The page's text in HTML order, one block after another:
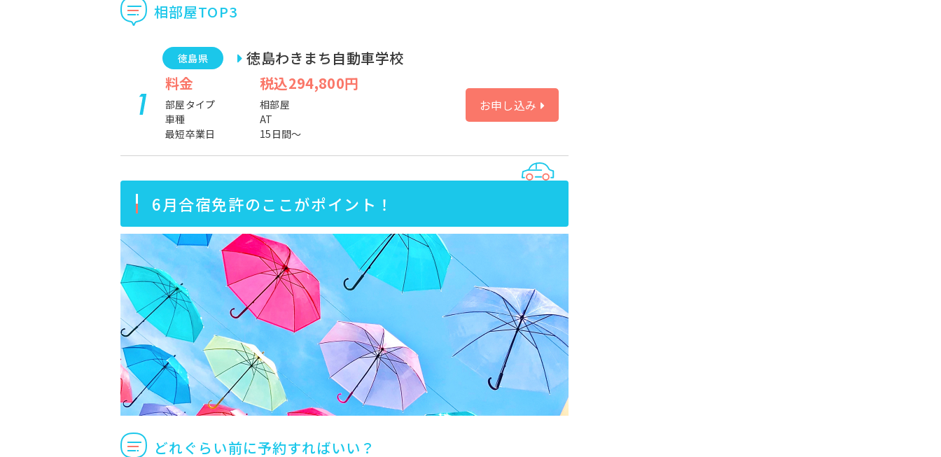
相部屋TOP3
徳島県
徳島わきまち自動車学校
料金
税込294,800円
部屋タイプ
相部屋
車種
AT
最短卒業日
15日間～
お申し込み
6月合宿免許のここがポイント！
どれぐらい前に予約すればいい？